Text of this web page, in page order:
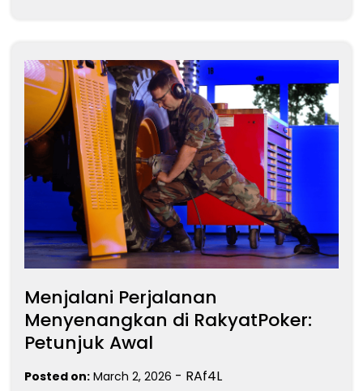
Menjalani Perjalanan
Menyenangkan di RakyatPoker:
Petunjuk Awal
Posted on: March 2, 2026 - RAf4L